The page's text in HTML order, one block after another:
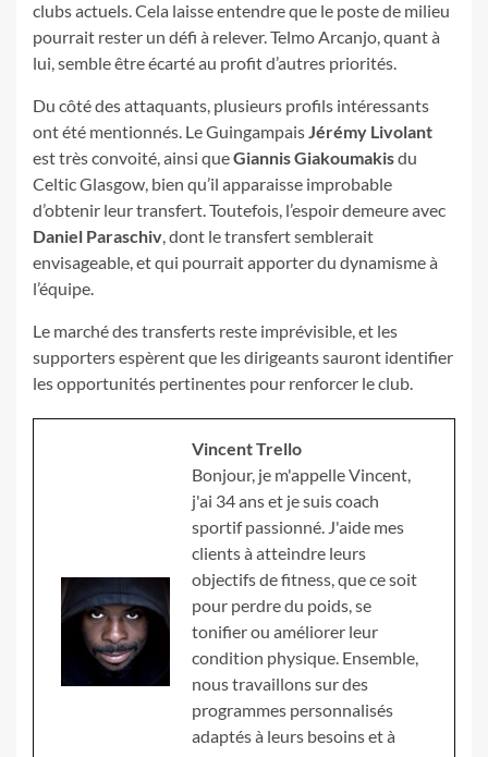
clubs actuels. Cela laisse entendre que le poste de milieu
pourrait rester un défi à relever. Telmo Arcanjo, quant à
lui, semble être écarté au profit d’autres priorités.
Du côté des attaquants, plusieurs profils intéressants
ont été mentionnés. Le GuingampaisJérémy Livolant
est très convoité, ainsi queGiannis Giakoumakisdu
Celtic Glasgow, bien qu’il apparaisse improbable
d’obtenir leur transfert. Toutefois, l’espoir demeure avec
Daniel Paraschiv, dont le transfert semblerait
envisageable, et qui pourrait apporter du dynamisme à
l’équipe.
Le marché des transferts reste imprévisible, et les
supporters espèrent que les dirigeants sauront identifier
les opportunités pertinentes pour renforcer le club.
Vincent Trello
Bonjour, je m'appelle Vincent,
j'ai 34 ans et je suis coach
sportif passionné. J'aide mes
clients à atteindre leurs
objectifs de fitness, que ce soit
pour perdre du poids, se
tonifier ou améliorer leur
condition physique. Ensemble,
nous travaillons sur des
programmes personnalisés
adaptés à leurs besoins et à